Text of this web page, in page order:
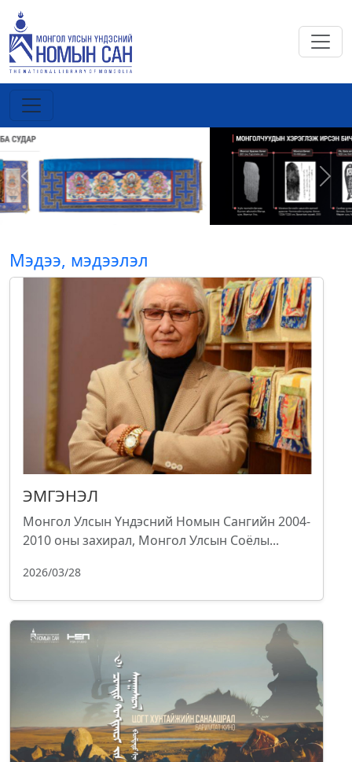
Previous Next
Мэдээ, мэдээлэл
ЭМГЭНЭЛ
Монгол Улсын Үндэсний Номын Сангийн 2004-
2010 оны захирал, Монгол Улсын Соёлы...
2026/03/28